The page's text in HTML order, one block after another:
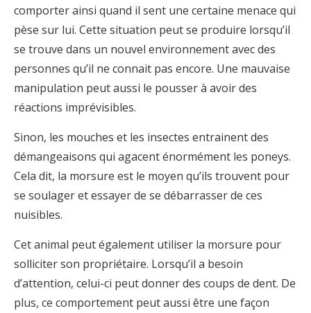
comporter ainsi quand il sent une certaine menace qui
pèse sur lui. Cette situation peut se produire lorsqu’il
se trouve dans un nouvel environnement avec des
personnes qu’il ne connait pas encore. Une mauvaise
manipulation peut aussi le pousser à avoir des
réactions imprévisibles.
Sinon, les mouches et les insectes entrainent des
démangeaisons qui agacent énormément les poneys.
Cela dit, la morsure est le moyen qu’ils trouvent pour
se soulager et essayer de se débarrasser de ces
nuisibles.
Cet animal peut également utiliser la morsure pour
solliciter son propriétaire. Lorsqu’il a besoin
d’attention, celui-ci peut donner des coups de dent. De
plus, ce comportement peut aussi être une façon